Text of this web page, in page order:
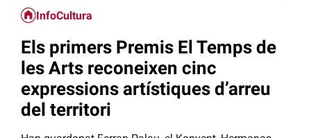
InfoCultura
Els primers Premis El Temps de
les Arts reconeixen cinc
expressions artístiques d’arreu
del territori